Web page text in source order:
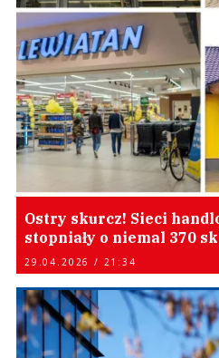
Ostry skurcz! Sieci
stopniały o niemal 370
29.04.2026 / 21:34